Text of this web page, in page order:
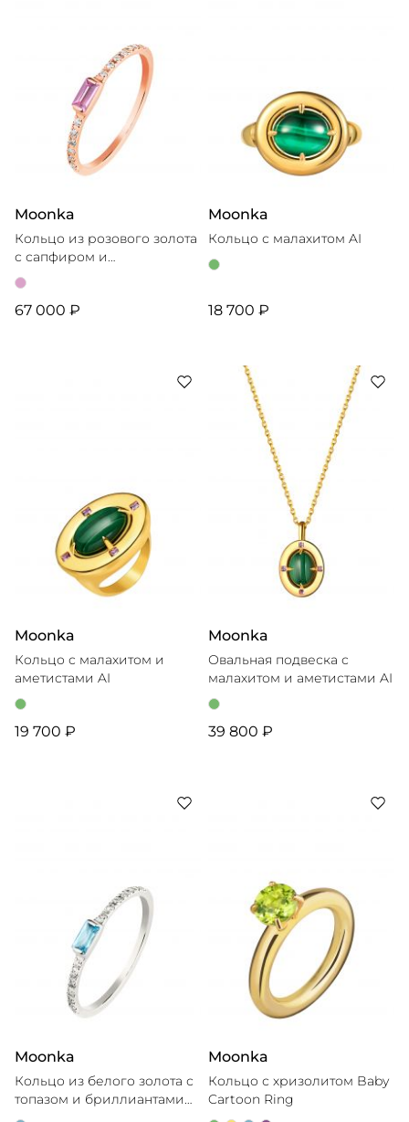
Moonka
Кольцо из розового золота
с сапфиром и
бриллиантами Post
Scriptum
67 000 ₽
Moonka
Кольцо с малахитом AI
18 700 ₽
Moonka
Кольцо с малахитом и
аметистами AI
19 700 ₽
Moonka
Овальная подвеска с
малахитом и аметистами AI
39 800 ₽
Moonka
Кольцо из белого золота с
топазом и бриллиантами
Post Scriptum
Moonka
Кольцо с хризолитом Baby
Cartoon Ring